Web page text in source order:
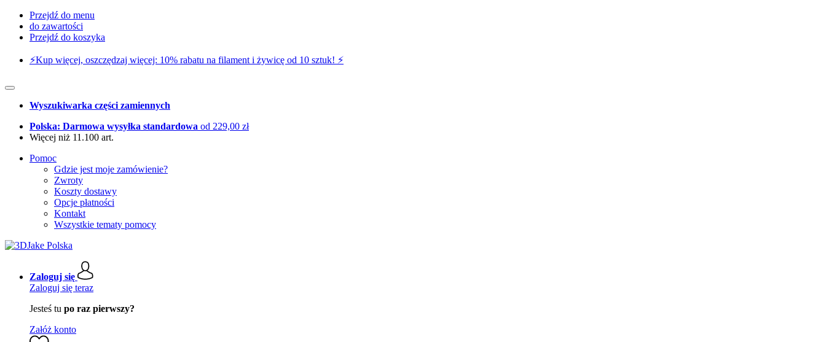
Przejdź do menu
do zawartości
Przejdź do koszyka
⚡️Kup więcej, oszczędzaj więcej: 10% rabatu na filament i żywicę od 10 sztuk! ⚡️
Wyszukiwarka części zamiennych
Polska: Darmowa wysyłka standardowa od 229,00 zł
Więcej niż 11.100 art.
Pomoc
Gdzie jest moje zamówienie?
Zwroty
Koszty dostawy
Opcje płatności
Kontakt
Wszystkie tematy pomocy
Zaloguj się
Zaloguj się teraz
Jesteś tu po raz pierwszy?
Załóż konto